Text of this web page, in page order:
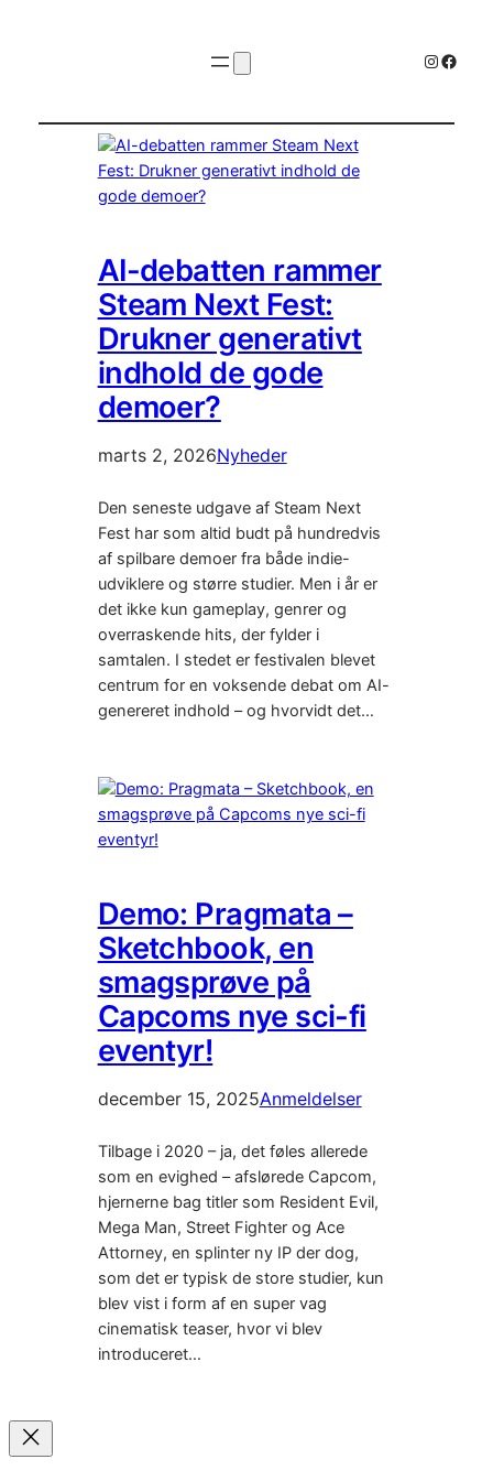
AI-debatten rammer
Steam Next Fest:
Drukner generativt
indhold de gode
demoer?
marts 2, 2026Nyheder
Den seneste udgave af Steam Next
Fest har som altid budt på hundredvis
af spilbare demoer fra både indie-
udviklere og større studier. Men i år er
det ikke kun gameplay, genrer og
overraskende hits, der fylder i
samtalen. I stedet er festivalen blevet
centrum for en voksende debat om AI-
genereret indhold – og hvorvidt det…
Demo: Pragmata –
Sketchbook, en
smagsprøve på
Capcoms nye sci-fi
eventyr!
december 15, 2025Anmeldelser
Tilbage i 2020 – ja, det føles allerede
som en evighed – afslørede Capcom,
hjernerne bag titler som Resident Evil,
Mega Man, Street Fighter og Ace
Attorney, en splinter ny IP der dog,
som det er typisk de store studier, kun
blev vist i form af en super vag
cinematisk teaser, hvor vi blev
introduceret…